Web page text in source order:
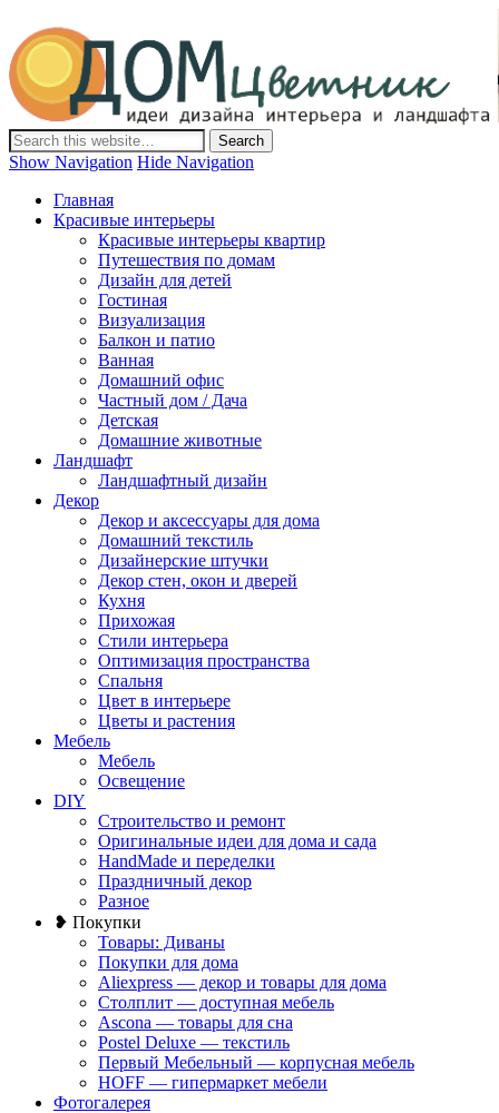
Дом-Цветник
Дизайн интерьера и ландшафта, декор и обустройство дома.
Идеи со всего мира.
Show Navigation Hide Navigation
Главная
Красивые интерьеры
Красивые интерьеры квартир
Путешествия по домам
Дизайн для детей
Гостиная
Визуализация
Балкон и патио
Ванная
Домашний офис
Частный дом / Дача
Детская
Домашние животные
Ландшафт
Ландшафтный дизайн
Декор
Декор и аксессуары для дома
Домашний текстиль
Дизайнерские штучки
Декор стен, окон и дверей
Кухня
Прихожая
Стили интерьера
Оптимизация пространства
Спальня
Цвет в интерьере
Цветы и растения
Мебель
Мебель
Освещение
DIY
Строительство и ремонт
Оригинальные идеи для дома и сада
HandMade и переделки
Праздничный декор
Разное
❥ Покупки
Товары: Диваны
Покупки для дома
Aliexpress — декор и товары для дома
Столплит — доступная мебель
Ascona — товары для сна
Postel Deluxe — текстиль
Первый Мебельный — корпусная мебель
HOFF — гипермаркет мебели
Фотогалерея